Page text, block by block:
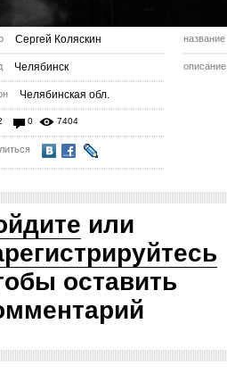
Сергей Коляскин
Челябинск
Челябинская обл.
0 7404
название
описание
или
оставить